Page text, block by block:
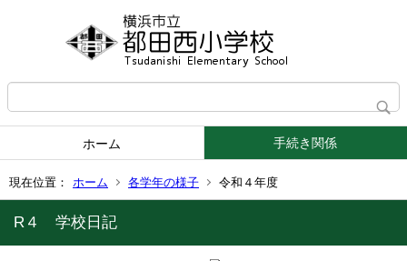
ホーム 手続き関係
現在位置： ホーム 各学年の様子 令和４年度
R４ 学校日記